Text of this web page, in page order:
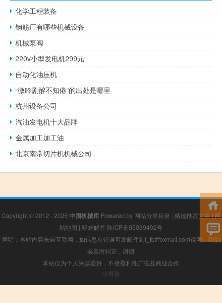
化学工程装备
钢筋厂有哪些机械设备
机械泵阀
220v小型发电机299元
自动化油压机
“微吟剧醉不知倦”的出处是哪里
杭州设备公司
汽油发电机十大品牌
金属加工加工油
北京南常切片机机械公司
Copyright © 2012 - 2026 中国机械库 Powered by 网站分类目录 | 精选推荐文章|网
站地图 | 疑难解答 陕ICP备05039492号
声明：本站内容来自互联网，如信息有错误可发邮件到f_fb#foxmail.com说明，我们
会及时纠正，谢谢
本站仅为个人兴趣爱好，不接盈利性广告及商业合作
小男孩